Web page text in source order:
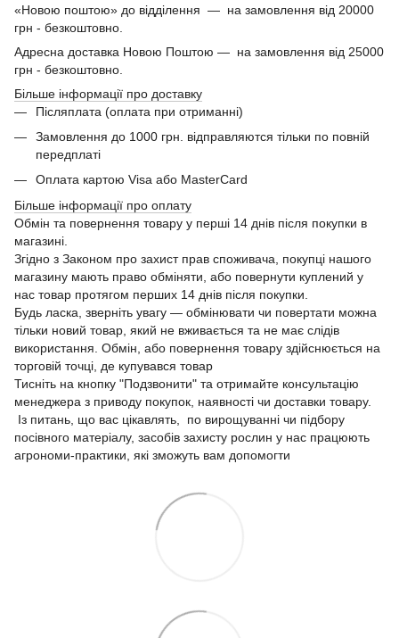
«Новою поштою» до відділення — на замовлення від 20000
грн - безкоштовно.
Адресна доставка Новою Поштою — на замовлення від 25000
грн - безкоштовно.
Більше інформації про доставку
Післяплата (оплата при отриманні)
Замовлення до 1000 грн. відправляются тільки по повній
передплаті
Оплата картою Visa або MasterCard
Більше інформації про оплату
Обмін та повернення товару у перші 14 днів після покупки в
магазині.
Згідно з Законом про захист прав споживача, покупці нашого
магазину мають право обміняти, або повернути куплений у
нас товар протягом перших 14 днів після покупки.
Будь ласка, зверніть увагу — обмінювати чи повертати можна
тільки новий товар, який не вживається та не має слідів
використання. Обмін, або повернення товару здійснюється на
торговій точці, де купувався товар
Тисніть на кнопку "Подзвонити" та отримайте консультацію
менеджера з приводу покупок, наявності чи доставки товару.
Із питань, що вас цікавлять, по вирощуванні чи підбору
посівного матеріалу, засобів захисту рослин у нас працюють
агрономи-практики, які зможуть вам допомогти